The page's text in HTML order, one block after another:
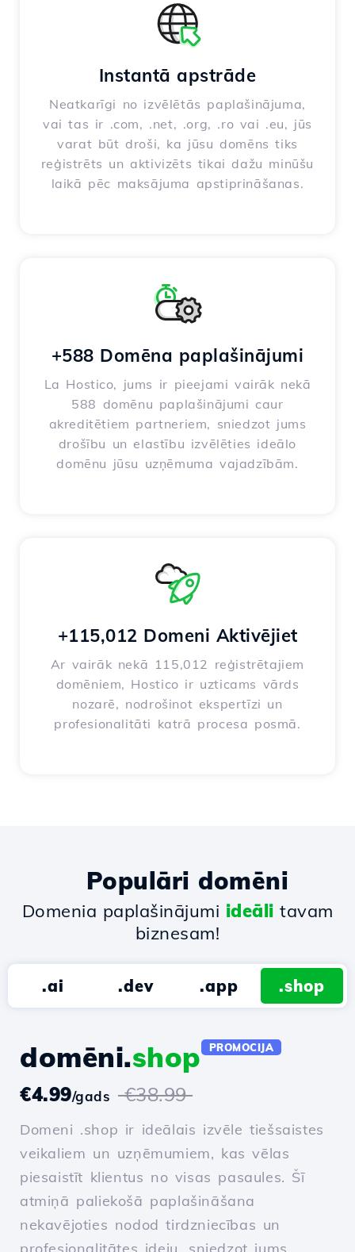
Instantā apstrāde
Neatkarīgi no izvēlētās paplašinājuma,
vai tas ir .com, .net, .org, .ro vai .eu, jūs
varat būt droši, ka jūsu domēns tiks
reģistrēts un aktivizēts tikai dažu minūšu
laikā pēc maksājuma apstiprināšanas.
+588 Domēna paplašinājumi
La Hostico, jums ir pieejami vairāk nekā
588 domēnu paplašinājumi caur
akreditētiem partneriem, sniedzot jums
drošību un elastību izvēlēties ideālo
domēnu jūsu uzņēmuma vajadzībām.
+115,012 Domeni Aktivējiet
Ar vairāk nekā 115,012 reģistrētajiem
domēniem, Hostico ir uzticams vārds
nozarē, nodrošinot ekspertīzi un
profesionalitāti katrā procesa posmā.
Populāri domēni
Domenia paplašinājumi ideāli tavam
biznesam!
.ai .dev .app .shop
domēni.shop PROMOCIJA
€4.99/gads €38.99
Domeni .shop ir ideālais izvēle tiešsaistes
veikaliem un uzņēmumiem, kas vēlas
piesaistīt klientus no visas pasaules. Šī
atmiņā paliekošā paplašināšana
nekavējoties nodod tirdzniecības un